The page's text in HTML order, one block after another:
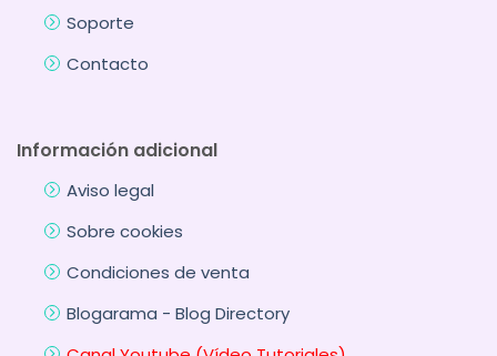
Soporte
Contacto
Información adicional
Aviso legal
Sobre cookies
Condiciones de venta
Blogarama - Blog Directory